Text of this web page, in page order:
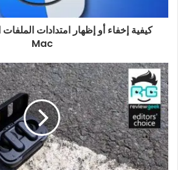
كيفية إخفاء أو إظهار امتدادات
Mac